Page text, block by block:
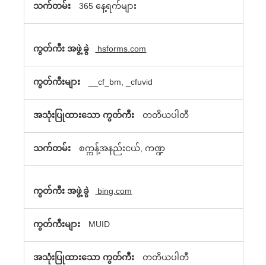
365 နေ့ရက်များ
hsforms.com
__cf_bm, _cfuvid
တတိယပါတီ
စက္ကန့်အနည်းငယ်, ကဏ္ဍ
bing.com
MUID
တတိယပါတီ